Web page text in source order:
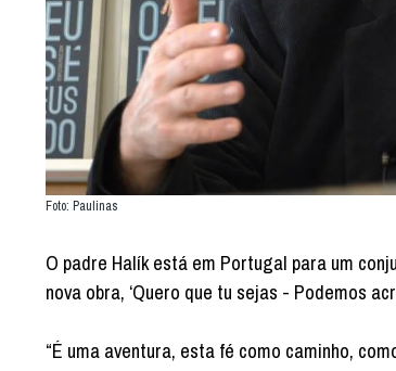
Foto: Paulinas
O padre Halík está em Portugal para um
nova obra, ‘Quero que tu sejas - Podemos
“É uma aventura, esta fé como caminho,